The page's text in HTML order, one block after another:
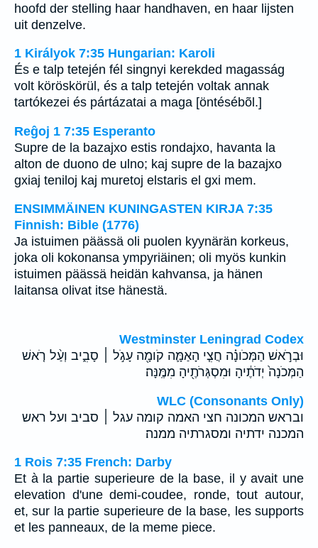
hoofd der stelling haar handhaven, en haar lijsten
uit denzelve.
1 Királyok 7:35 Hungarian: Karoli
És e talp tetején fél singnyi kerekded magasság
volt köröskörül, és a talp tetején voltak annak
tartókezei és pártázatai a maga [öntésébõl.]
Reĝoj 1 7:35 Esperanto
Supre de la bazajxo estis rondajxo, havanta la
alton de duono de ulno; kaj supre de la bazajxo
gxiaj teniloj kaj muretoj elstaris el gxi mem.
ENSIMMÄINEN KUNINGASTEN KIRJA 7:35
Finnish: Bible (1776)
Ja istuimen päässä oli puolen kyynärän korkeus,
joka oli kokonansa ympyriäinen; oli myös kunkin
istuimen päässä heidän kahvansa, ja hänen
laitansa olivat itse hänestä.
Westminster Leningrad Codex
וּבְרֹ֣אשׁ הַמְּכֹונָ֗ה חֲצִ֧י הָאַמָּ֛ה קֹומָ֖ה עָגֹ֣ל ׀ סָבִ֑יב וְעַ֨ל רֹ֤אשׁ
הַמְּכֹנָה֙ יְדֹתֶ֔יהָ וּמִסְגְּרֹתֶ֖יהָ מִמֶּֽנָּה׃
WLC (Consonants Only)
ובראש המכונה חצי האמה קומה עגל ׀ סביב ועל ראש
המכנה ידתיה ומסגרתיה ממנה׃
1 Rois 7:35 French: Darby
Et à la partie superieure de la base, il y avait une
elevation d'une demi-coudee, ronde, tout autour,
et, sur la partie superieure de la base, les supports
et les panneaux, de la meme piece.